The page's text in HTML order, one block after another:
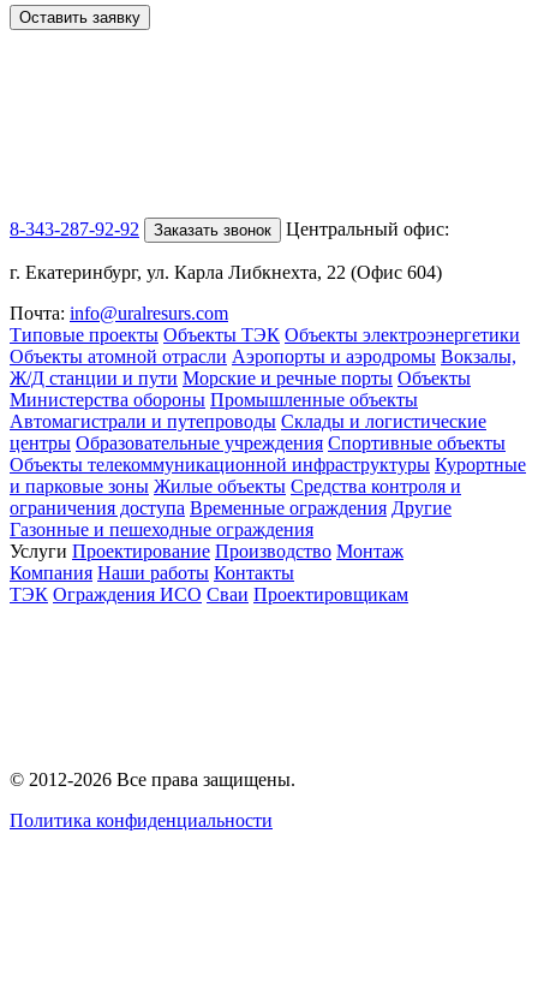
Оставить заявку
8-343-287-92-92 Заказать звонок Центральный офис:
г. Екатеринбург, ул. Карла Либкнехта, 22 (Офис 604)
Почта: info@uralresurs.com
Типовые проекты Объекты ТЭК Объекты электроэнергетики
Объекты атомной отрасли Аэропорты и аэродромы Вокзалы,
Ж/Д станции и пути Морские и речные порты Объекты
Министерства обороны Промышленные объекты
Автомагистрали и путепроводы Склады и логистические
центры Образовательные учреждения Спортивные объекты
Объекты телекоммуникационной инфраструктуры Курортные
и парковые зоны Жилые объекты Средства контроля и
ограничения доступа Временные ограждения Другие
Газонные и пешеходные ограждения
Услуги Проектирование Производство Монтаж
Компания Наши работы Контакты
ТЭК Ограждения ИСО Сваи Проектировщикам
© 2012-2026 Все права защищены.
Политика конфиденциальности